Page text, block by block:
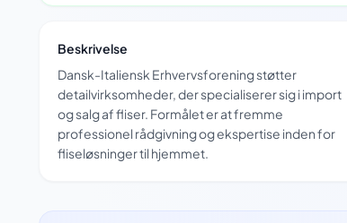
Beskrivelse
Dansk-Italiensk Erhvervsforening støtter
detailvirksomheder, der specialiserer sig i import
og salg af fliser. Formålet er at fremme
professionel rådgivning og ekspertise inden for
fliseløsninger til hjemmet.